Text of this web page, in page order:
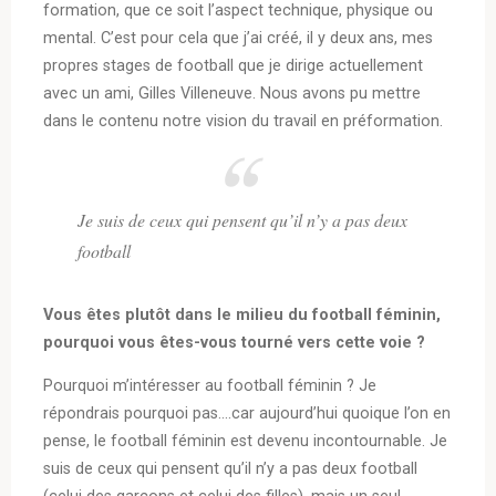
formation, que ce soit l’aspect technique, physique ou
mental. C’est pour cela que j’ai créé, il y deux ans, mes
propres stages de football que je dirige actuellement
avec un ami, Gilles Villeneuve. Nous avons pu mettre
dans le contenu notre vision du travail en préformation.
Je suis de ceux qui pensent qu’il n’y a pas deux
football
Vous êtes plutôt dans le milieu du football féminin,
pourquoi vous êtes-vous tourné vers cette voie ?
Pourquoi m’intéresser au football féminin ? Je
répondrais pourquoi pas….car aujourd’hui quoique l’on en
pense, le football féminin est devenu incontournable. Je
suis de ceux qui pensent qu’il n’y a pas deux football